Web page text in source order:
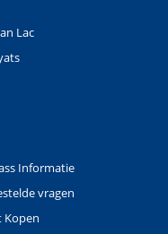
Lac
Informatie
vragen
Kopen